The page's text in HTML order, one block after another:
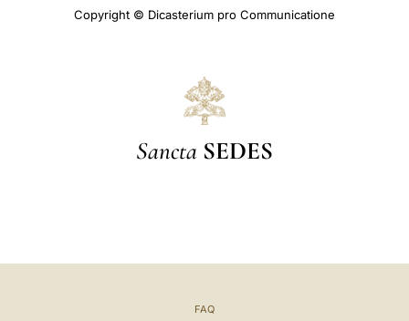
Copyright © Dicasterium pro Communicatione
Sancta SEDES
FAQ